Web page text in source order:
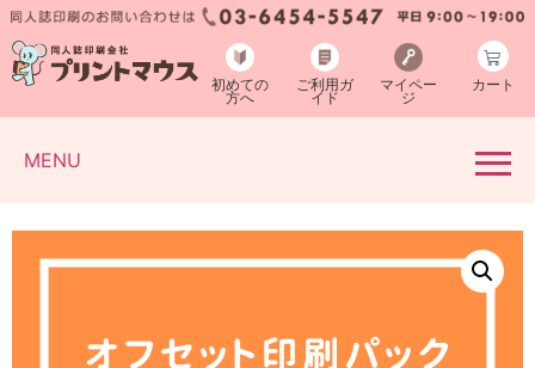
初めての
方へ
ご利用ガ
イド
マイペー
ジ
カート
MENU